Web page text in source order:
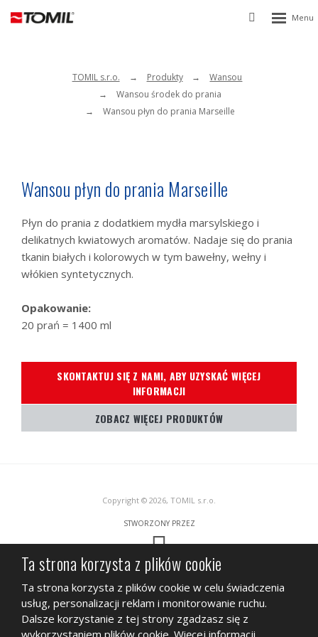
Vyhledávání
Rozbalení
TOMIL s.r.o. Produkty
Wansou
Wansou środek do prania
Wansou płyn do prania Marseille
Wansou płyn do prania Marseille
Płyn do prania z dodatkiem mydła marsylskiego i
delikatnych kwiatowych aromatów. Nadaje się do prania
tkanin białych i kolorowych w tym bawełny, wełny i
włókien syntetycznych.
Opakowanie:
20 prań = 1400 ml
SKONTAKTUJ SIĘ Z NAMI, ABY UZYSKAĆ WIĘCEJ
INFORMACJI
ZOBACZ WIĘCEJ PRODUKTÓW
Copyright © 2026, TOMIL s.r.o.
STWORZONY PRZEZ
Ta strona jest chroniona przez Google ReCAPTCHA, podlega
prywatności Google i Warunkom świadczenia usług.
MAPA STRONY WARUNKI KORZYSTANIA
Ta strona korzysta z plików cookie
Ta strona korzysta z plików cookie w celu świadczenia
usług, personalizacji reklam i monitorowanie ruchu.
Dalsze korzystanie z tej strony zgadzasz się z